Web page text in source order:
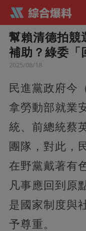
幫賴清德拍競
補助？綠委「
2025/08/18
民進黨政府今
拿勞動部就業
統、前總統蔡
團隊，對此，
在野黨戴著有
凡事應回到原
是國家制度與
予尊重。